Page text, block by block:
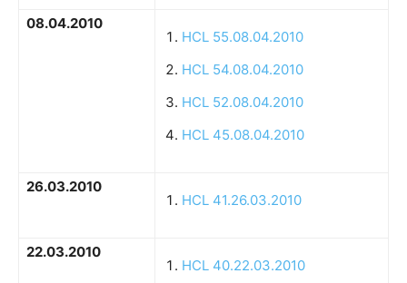
08.04.2010
HCL 55.08.04.2010
HCL 54.08.04.2010
HCL 52.08.04.2010
HCL 45.08.04.2010
26.03.2010
HCL 41.26.03.2010
22.03.2010
HCL 40.22.03.2010